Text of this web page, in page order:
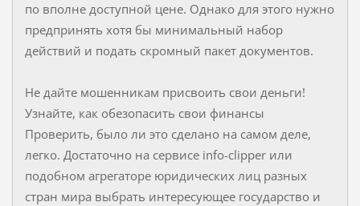
по вполне доступной цене. Однако для этого нужно
предпринять хотя бы минимальный набор
действий и подать скромный пакет документов.
Не дайте мошенникам присвоить свои деньги!
Узнайте, как обезопасить свои финансы
Проверить, было ли это сделано на самом деле,
легко. Достаточно на сервисе info-clipper или
подобном агрегаторе юридических лиц разных
стран мира выбрать интересующее государство и